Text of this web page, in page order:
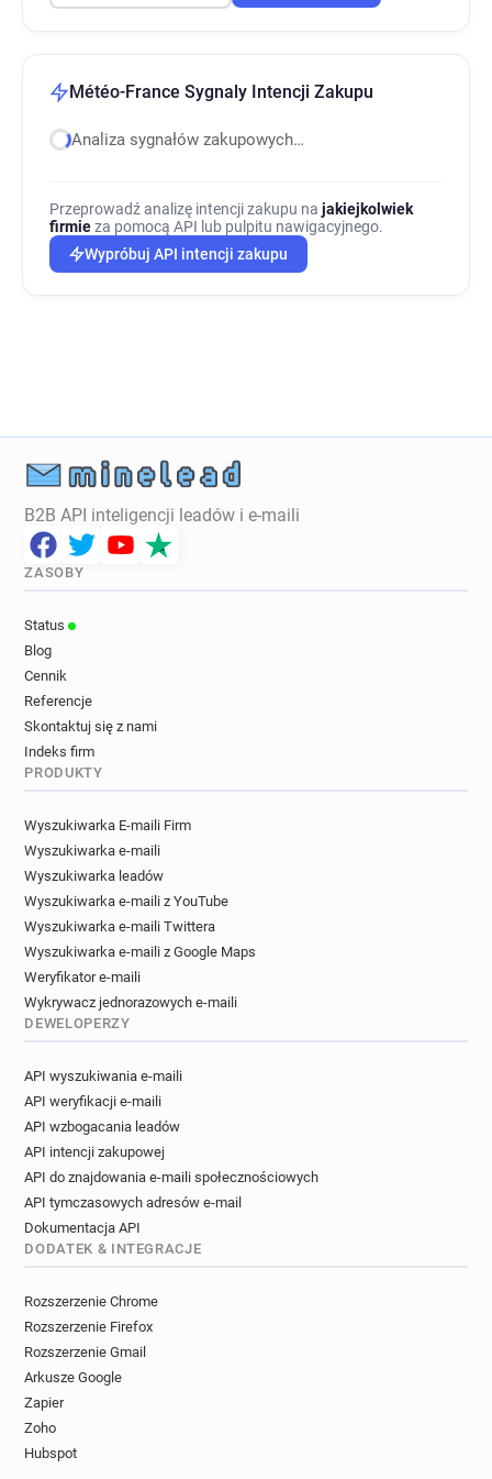
Météo-France Sygnaly Intencji Zakupu
Analiza sygnałów zakupowych…
Przeprowadź analizę intencji zakupu na jakiejkolwiek
firmieza pomocą API lub pulpitu nawigacyjnego.
Wypróbuj API intencji zakupu
B2B API inteligencji leadów i e-maili
ZASOBY
Status
Blog
Cennik
Referencje
Skontaktuj się z nami
Indeks firm
PRODUKTY
Wyszukiwarka E-maili Firm
Wyszukiwarka e-maili
Wyszukiwarka leadów
Wyszukiwarka e-maili z YouTube
Wyszukiwarka e-maili Twittera
Wyszukiwarka e-maili z Google Maps
Weryfikator e-maili
Wykrywacz jednorazowych e-maili
DEWELOPERZY
API wyszukiwania e-maili
API weryfikacji e-maili
API wzbogacania leadów
API intencji zakupowej
API do znajdowania e-maili społecznościowych
API tymczasowych adresów e-mail
Dokumentacja API
DODATEK & INTEGRACJE
Rozszerzenie Chrome
Rozszerzenie Firefox
Rozszerzenie Gmail
Arkusze Google
Zapier
Zoho
Hubspot